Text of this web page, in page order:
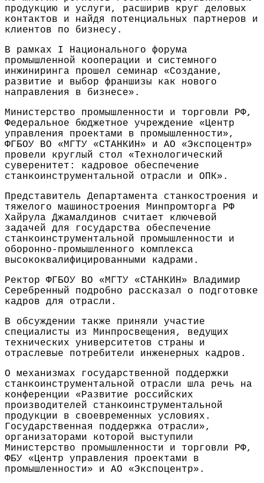
продукцию и услуги, расширив круг деловых
контактов и найдя потенциальных партнеров и
клиентов по бизнесу.
В рамках I Национального форума
промышленной кооперации и системного
инжиниринга прошел семинар «Создание,
развитие и выбор франшизы как нового
направления в бизнесе».
Министерство промышленности и торговли РФ,
Федеральное бюджетное учреждение «Центр
управления проектами в промышленности»,
ФГБОУ ВО «МГТУ «СТАНКИН» и АО «Экспоцентр»
провели круглый стол «Технологический
суверенитет: кадровое обеспечение
станкоинструментальной отрасли и ОПК».
Представитель Департамента станкостроения и
тяжелого машиностроения Минпромторга РФ
Хайрула Джамалдинов считает ключевой
задачей для государства обеспечение
станкоинструментальной промышленности и
оборонно-промышленного комплекса
высококвалифицированными кадрами.
Ректор ФГБОУ ВО «МГТУ «СТАНКИН» Владимир
Серебренный подробно рассказал о подготовке
кадров для отрасли.
В обсуждении также приняли участие
специалисты из Минпросвещения, ведущих
технических университетов страны и
отраслевые потребители инженерных кадров.
О механизмах государственной поддержки
станкоинструментальной отрасли шла речь на
конференции «Развитие российских
производителей станкоинструментальной
продукции в своевременных условиях.
Государственная поддержка отрасли»,
организаторами которой выступили
Министерство промышленности и торговли РФ,
ФБУ «Центр управления проектами в
промышленности» и АО «Экспоцентр».